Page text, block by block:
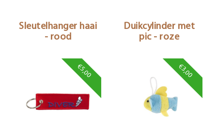
Sleutelhanger haai
- rood
Duikcylinder met
pic - roze
€5,00 €3,00